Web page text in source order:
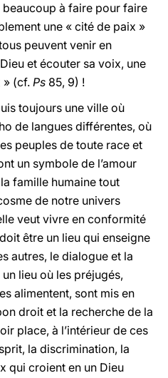
à faire pour faire
une « cité de paix »
peuvent venir en
et écouter sa voix, une
» (cf.Ps 85, 9) !
toujours une ville où
de langues différentes, où
peuples de toute race et
un symbole de l’amour
famille humaine tout
de notre univers
veut vivre en conformité
être un lieu qui enseigne
autres, le dialogue et la
lieu où les préjugés,
alimentent, sont mis en
droit et la recherche de la
place, à l’intérieur de ces
la discrimination, la
qui croient en un Dieu